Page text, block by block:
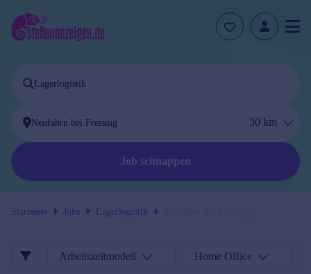
30 km
Job schnappen
Startseite Jobs Lagerlogistik
Arbeitszeitmodell Home Office